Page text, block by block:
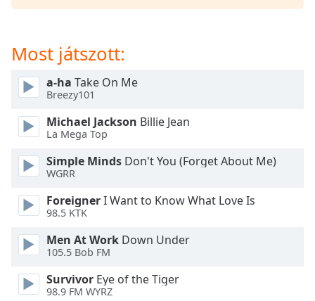
opens
dialog
off
selected
Audio
Track
Picture-
in-
Fullscreen
This
window.
Most játszott:
a-ha Take On Me
Breezy101
Michael Jackson Billie Jean
La Mega Top
Simple Minds Don't You (Forget About Me)
WGRR
ForeignerI Want to Know What Love Is
98.5 KTK
Men At Work Down Under
105.5 Bob FM
Survivor Eye of the Tiger
98.9 FM WYRZ